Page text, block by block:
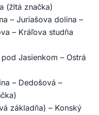
(žltá značka)
– Juriašova dolina –
– Kráľova studňa
Jasienkom – Ostrá
– Dedošová –
základňa) – Konský